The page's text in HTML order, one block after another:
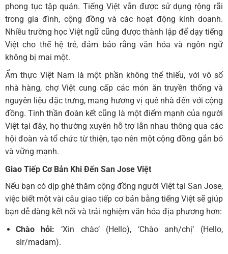
phong tục tập quán. Tiếng Việt vẫn được sử dụng rộng rãi
trong gia đình, cộng đồng và các hoạt động kinh doanh.
Nhiều trường học Việt ngữ cũng được thành lập để dạy tiếng
Việt cho thế hệ trẻ, đảm bảo rằng văn hóa và ngôn ngữ
không bị mai một.
Ẩm thực Việt Nam là một phần không thể thiếu, với vô số
nhà hàng, chợ Việt cung cấp các món ăn truyền thống và
nguyên liệu đặc trưng, mang hương vị quê nhà đến với cộng
đồng. Tinh thần đoàn kết cũng là một điểm mạnh của người
Việt tại đây, họ thường xuyên hỗ trợ lẫn nhau thông qua các
hội đoàn và tổ chức từ thiện, tạo nên một cộng đồng gắn bó
và vững mạnh.
Giao Tiếp Cơ Bản Khi Đến San Jose Việt
Nếu bạn có dịp ghé thăm cộng đồng người Việt tại San Jose,
việc biết một vài câu giao tiếp cơ bản bằng tiếng Việt sẽ giúp
bạn dễ dàng kết nối và trải nghiệm văn hóa địa phương hơn:
Chào hỏi: ‘Xin chào’ (Hello), ‘Chào anh/chị’ (Hello,
sir/madam).